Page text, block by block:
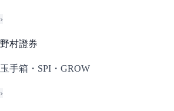
›
野村證券
玉手箱・SPI・GROW
›